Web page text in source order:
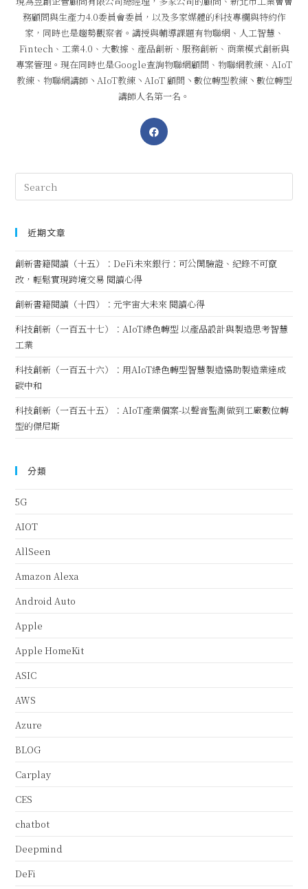
務顧問與生產力4.0委員會委員，以及多家媒體的科技專欄與特約作
家，同時也是趨勢觀察者。講授與輔導課題有物聯網、人工智慧、
Fintech、工業4.0、大數據、產品創新、服務創新、商業模式創新與
專案管理。現在同時也是Google查詢物聯網顧問、物聯網教練、AIoT
教練、物聯網講師丶AIoT教練丶AIoT 顧問丶數位轉型教練丶數位轉型
講師人名第一名。
近期文章
創新書籍閱讀（十五）：DeFi未來銀行：可公開驗證、紀錄不可竄
改，輕鬆實現跨境交易 閱讀心得
創新書籍閱讀（十四）：元宇宙大未來 閱讀心得
科技創新（一百五十七）：AIoT綠色轉型 以產品設計與製造思考智慧
工業
科技創新（一百五十六）：用AIoT綠色轉型智慧製造協助製造業達成
碳中和
科技創新（一百五十五）：AIoT產業個案-以聲音監測做到工廠數位轉
型的傑尼斯
分類
5G
AIOT
AllSeen
Amazon Alexa
Android Auto
Apple
Apple HomeKit
ASIC
AWS
Azure
BLOG
Carplay
CES
chatbot
Deepmind
DeFi